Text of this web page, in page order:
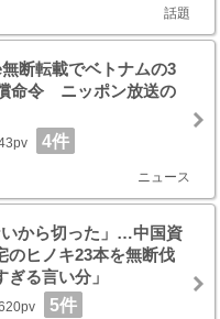
話題
断転載でベトナムの3
命令 ニッポン放送の
4件
ニュース
から切った」…中国資
のヒノキ23本を無断伐
る言い分」
5件